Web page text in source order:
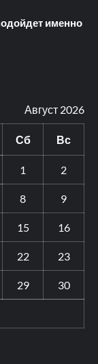
именно
Август 2026
Сб Вс
1 2
8 9
15 16
22 23
29 30